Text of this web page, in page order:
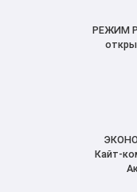
РЕЖИМ
Кайт-